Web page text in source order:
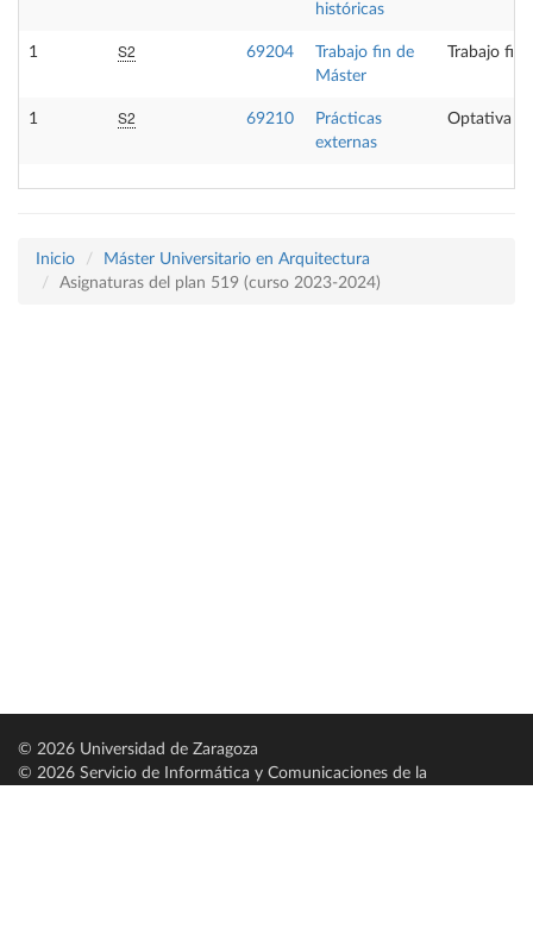
históricas
1 S2 69204
Trabajo fin de
Máster
Trabajo fin
1 S2 69210
Prácticas
externas
Optativa
Inicio
Máster Universitario en Arquitectura
Asignaturas del plan 519 (curso 2023-2024)
© 2026 Universidad de Zaragoza
© 2026 Servicio de Informática y Comunicaciones de la